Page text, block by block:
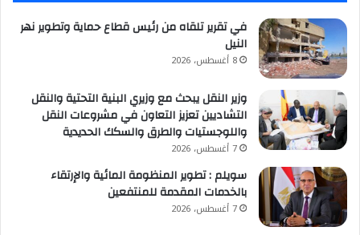
في تقرير تلقاه من رئيس قطاع حماية وتطوير نهر
النيل
8 أغسطس، 2026
وزير النقل يبحث مع وزيري البنية التحتية والنقل
التشاديين تعزيز التعاون في مشروعات النقل
واللوجستيات والطرق والسكك الحديدية
7 أغسطس، 2026
سويلم : تطوير المنظومة المائية والإرتقاء
بالخدمات المقدمة للمنتفعين
7 أغسطس، 2026